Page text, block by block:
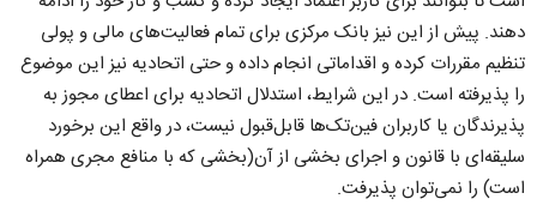
دهند. پیش از این نیز بانک مرکزی برای تمام فعالیت‌های مالی و پولی
تنظیم مقررات کرده و اقداماتی انجام داده و حتی اتحادیه نیز این موضوع
را پذیرفته است. در این شرایط، استدلال اتحادیه برای اعطای مجوز به
پذیرندگان یا کاربران فین‌تک‌ها‌ قابل‌قبول نیست، در واقع این برخورد
سلیقه‌ای با قانون و اجرای بخشی از آن(بخشی که با منافع مجری همراه
است) را نمی‌توان پذیرفت.